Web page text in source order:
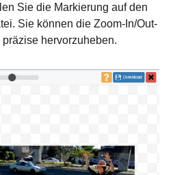
Sie die Markierung auf den
Sie können die Zoom-In/Out-
hervorzuheben.